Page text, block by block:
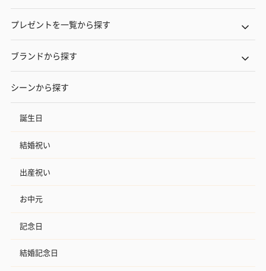
プレゼントを一覧から探す
ブランドから探す
シーンから探す
誕生日
結婚祝い
出産祝い
お中元
記念日
結婚記念日